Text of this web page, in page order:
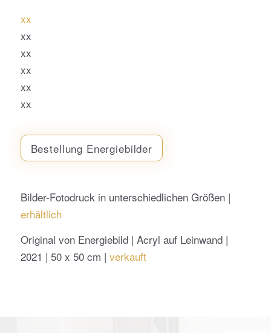
xx
xx
xx
xx
xx
xx
Bestellung Energiebilder
Bilder-Fotodruck in unterschiedlichen Größen |
erhältlich
Original von Energiebild | Acryl auf Leinwand |
2021 | 50 x 50 cm | verkauft